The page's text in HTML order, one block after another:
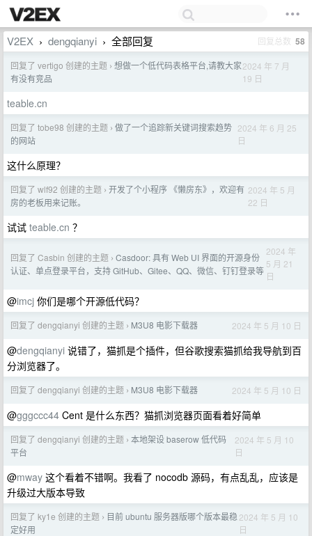
V2EX › dengqianyi › 全部回复 回复总数 58
回复了 vertigo 创建的主题 › 想做一个低代码表格平台,请教大家
有没有竞品
2024 年 7 月
19 日
teable.cn
回复了 tobe98 创建的主题 › 做了一个追踪新关键词搜索趋势
的网站
2024 年 6 月 25
日
这什么原理？
回复了 wlf92 创建的主题 › 开发了个小程序 《懒房东》，欢迎有
房的老板用来记账。
2024 年 5 月
22 日
试试 teable.cn ？
回复了 Casbin 创建的主题 › Casdoor: 具有 Web UI 界面的开源身份
认证、单点登录平台，支持 GitHub、Gitee、QQ、微信、钉钉登录等
2024 年
5 月 21
日
@imcj 你们是哪个开源低代码？
回复了 dengqianyi 创建的主题 › M3U8 电影下载器 2024 年 5 月 10 日
@dengqianyi 说错了，猫抓是个插件，但谷歌搜索猫抓给我导航到百
分浏览器了。
回复了 dengqianyi 创建的主题 › M3U8 电影下载器 2024 年 5 月 10 日
@gggccc44 Cent 是什么东西？猫抓浏览器页面看着好简单
回复了 dengqianyi 创建的主题 › 本地架设 baserow 低代码
平台
2024 年 5 月 10
日
@mway 这个看着不错啊。我看了 nocodb 源码，有点乱乱，应该是
升级过大版本导致
回复了 ky1e 创建的主题 › 目前 ubuntu 服务器版哪个版本最稳
定好用
2024 年 5 月 10
日